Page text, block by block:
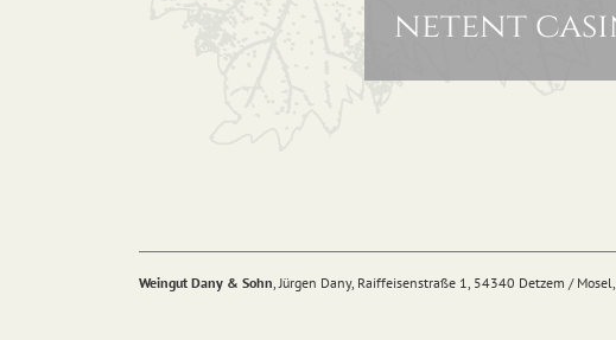
netent
Weingut Dany & Sohn, Jürgen Dany, Raiffeisenstraße 1, 54340 Detzem /